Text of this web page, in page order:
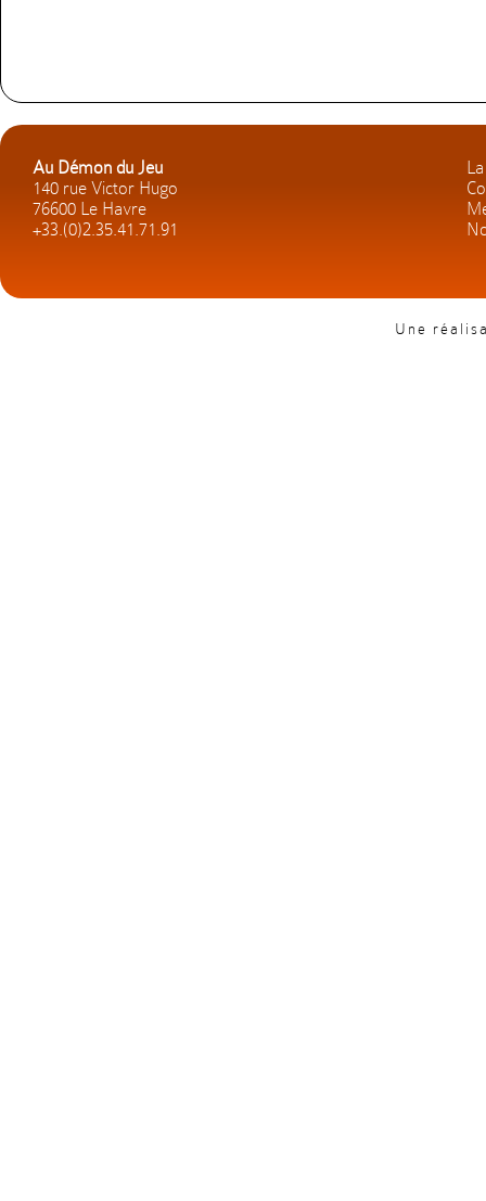
Au Démon du Jeu
140 rue Victor Hugo
76600 Le Havre
+33.(0)2.35.41.71.91
Une